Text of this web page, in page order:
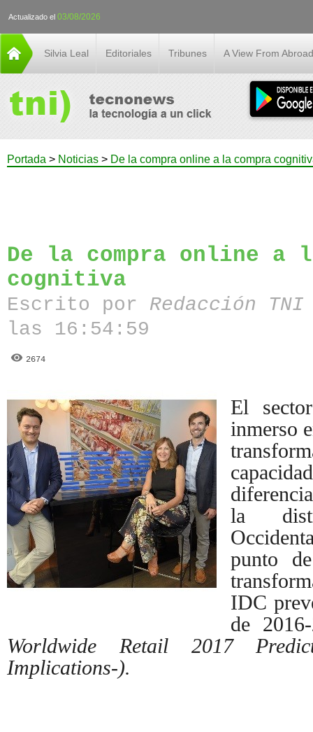
Actualizado el 03/08/2026
Silvia Leal Editoriales Tribunes A View From Abroad
Portada > Noticias > De la compra online a la compra
De la compra online a
cognitiva
Escrito por Redacción
las 16:54:59
2674
El
inmerso
la
punto
IDC
de
Worldwide Retail 2017
Implications-).